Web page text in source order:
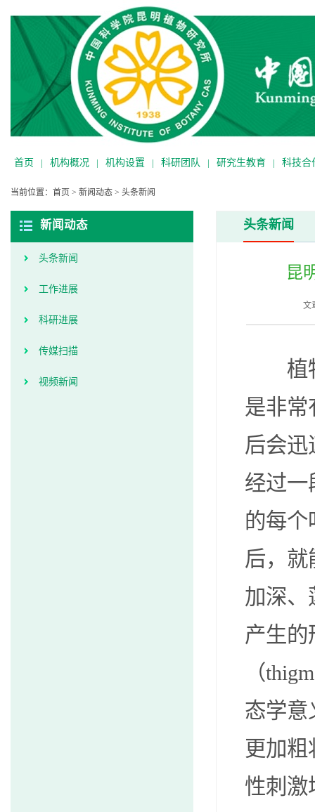
首页 | 机构概况 | 机构设置 | 科研团队 | 研究生教育 | 科技合
当前位置： 首页 > 新闻动态 > 头条新闻
新闻动态
头条新闻
工作进展
科研进展
传媒扫描
视频新闻
头条新闻
昆
文
植
是非常
后会迅
经过一
的每个
后，就
加深、
产生的
（
态学意
更加
性刺激